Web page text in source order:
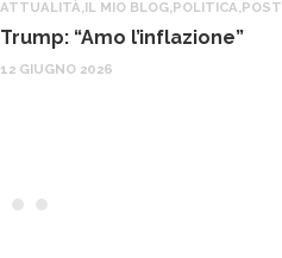
ATTUALITÀ IL MIO BLOG POLITICA POST
Trump: “Amo l’inflazione”
12 GIUGNO 2026